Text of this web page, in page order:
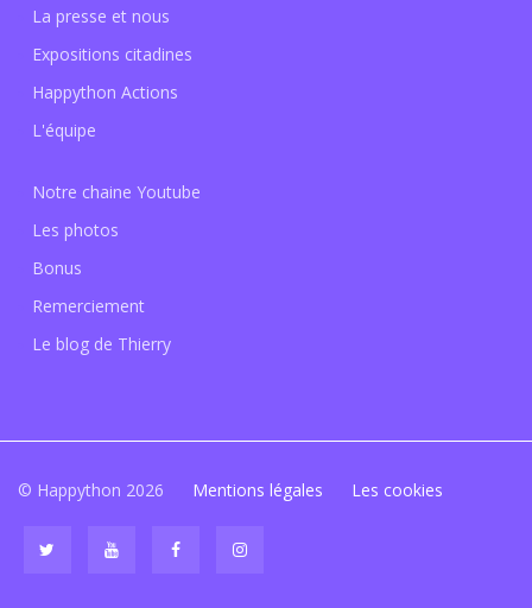
La presse et nous
Expositions citadines
Happython Actions
L'équipe
Notre chaine Youtube
Les photos
Bonus
Remerciement
Le blog de Thierry
© Happython 2026 Mentions légales Les cookies